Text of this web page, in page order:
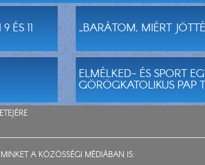
ÉS 11 „BARÁTOM, MIÉRT
ELMÉLKED- ÉS SPORT
GÖRÖGKATOLIKUS PAP
A KÖZÖSSÉGI MÉDIÁBAN IS: